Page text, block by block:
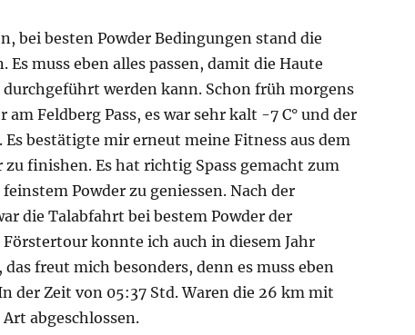
bei besten Powder Bedingungen stand die
Es muss eben alles passen, damit die Haute
durchgeführt werden kann. Schon früh morgens
Feldberg Pass, es war sehr kalt -7 C° und der
bestätigte mir erneut meine Fitness aus dem
finishen. Es hat richtig Spass gemacht zum
Powder zu geniessen. Nach der
die Talabfahrt bei bestem Powder der
Förstertour konnte ich auch in diesem Jahr
freut mich besonders, denn es muss eben
der Zeit von 05:37 Std. Waren die 26 km mit
abgeschlossen.